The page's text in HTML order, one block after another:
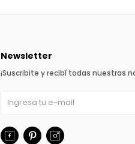
Newsletter
¡Suscribite y recibí todas nuestras
  